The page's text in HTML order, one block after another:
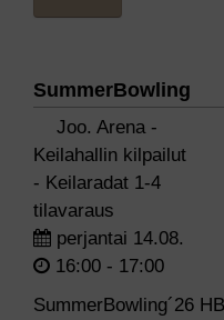
SummerBowling
Joo. Arena -
Keilahallin kilpailut
- Keilaradat 1-4
tilavaraus
perjantai 14.08.
16:00 - 17:00
SummerBowling´26